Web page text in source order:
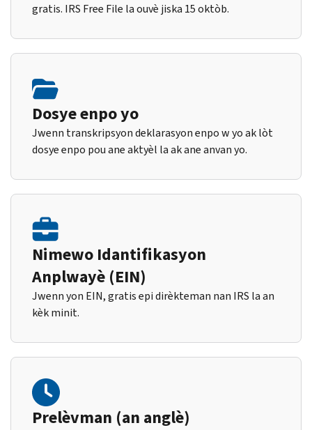
gratis. IRS Free File la ouvè jiska 15 oktòb.
Dosye enpo yo
Jwenn transkripsyon deklarasyon enpo w yo ak lòt
dosye enpo pou ane aktyèl la ak ane anvan yo.
Nimewo Idantifikasyon
Anplwayè (EIN)
Jwenn yon EIN, gratis epi dirèkteman nan IRS la an
kèk minit.
Prelèvman (an anglè)